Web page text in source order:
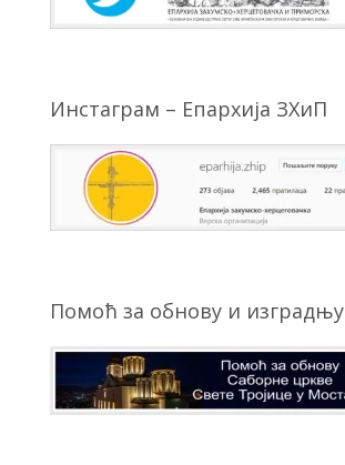
Инстаграм – Епархија ЗХиП
Помоћ за обнову и изградњу